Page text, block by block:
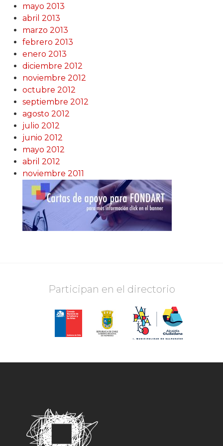
mayo 2013
abril 2013
marzo 2013
febrero 2013
enero 2013
diciembre 2012
noviembre 2012
octubre 2012
septiembre 2012
agosto 2012
julio 2012
junio 2012
mayo 2012
abril 2012
noviembre 2011
Participan en el directorio